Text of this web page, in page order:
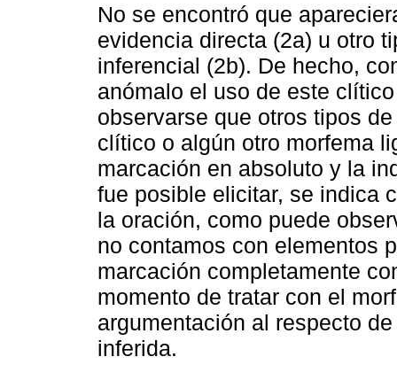
No se encontró que
evidencia directa (2a) u otro
inferencial (2b). De hecho,
anómalo el uso de este
observarse que otros tipos
clítico o algún otro morfema
marcación en absoluto y la
fue posible elicitar, se indica
la oración, como puede
no contamos con elementos
marcación completamente
momento de tratar con el
argumentación al respecto
inferida.